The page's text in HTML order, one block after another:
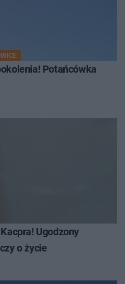
Potańcówka
Ugodzony
o życie